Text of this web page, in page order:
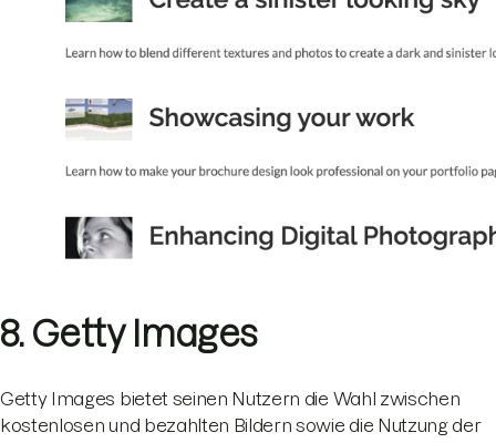
8. Getty Images
Getty Images bietet seinen Nutzern die Wahl zwischen
kostenlosen und bezahlten Bildern sowie die Nutzung der